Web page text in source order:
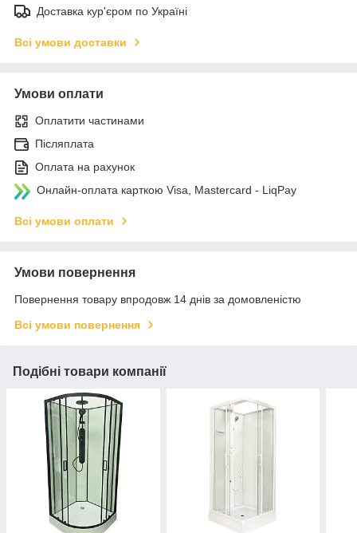
Доставка кур'єром по Україні
Всі умови доставки
Умови оплати
Оплатити частинами
Післяплата
Оплата на рахунок
Онлайн-оплата карткою Visa, Mastercard - LiqPay
Всі умови оплати
Умови повернення
Повернення товару впродовж 14 днів за домовленістю
Всі умови повернення
Подібні товари компанії